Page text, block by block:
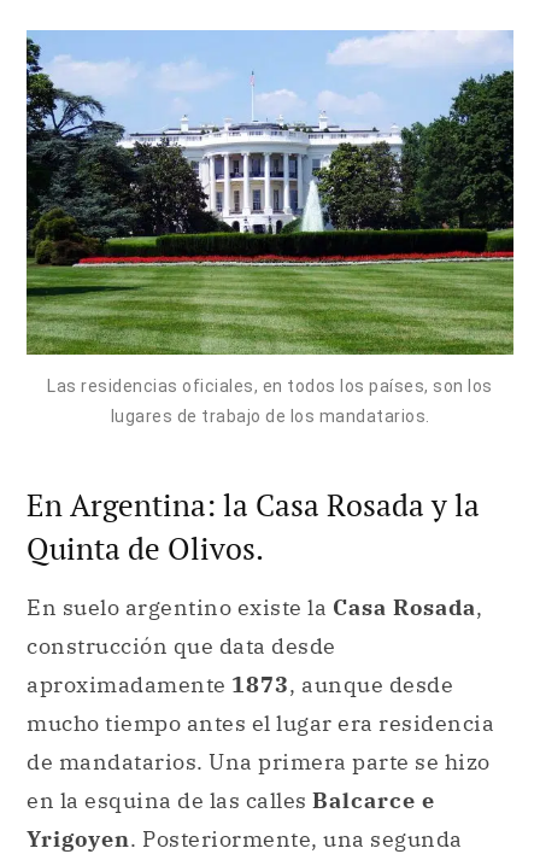
Las residencias oficiales, en todos los países, son los
lugares de trabajo de los mandatarios.
En Argentina: la Casa Rosada y la
Quinta de Olivos.
En suelo argentino existe la Casa Rosada,
construcción que data desde
aproximadamente 1873, aunque desde
mucho tiempo antes el lugar era residencia
de mandatarios. Una primera parte se hizo
en la esquina de las calles Balcarce e
Yrigoyen. Posteriormente, una segunda